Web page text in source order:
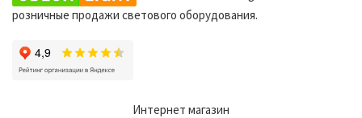
розничные продажи светового оборудования.
Интернет магазин